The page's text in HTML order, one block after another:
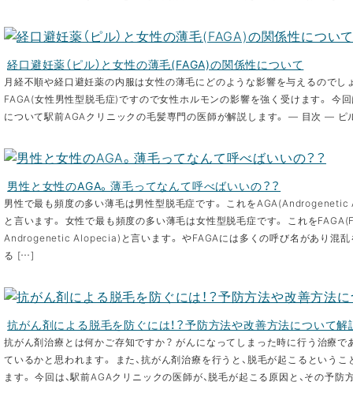
経口避妊薬（ピル）と女性の薄毛(FAGA)の関係性について
月経不順や経口避妊薬の内服は女性の薄毛にどのような影響を与えるのでし
FAGA(女性男性型脱毛症)ですので女性ホルモンの影響を強く受けます。 今
について駅前AGAクリニックの毛髪専門の医師が解説します。 — 目次 —
男性と女性のAGA。薄毛ってなんて呼べばいいの？？
男性で最も頻度の多い薄毛は男性型脱毛症です。 これを
と言います。 女性で最も頻度の多い薄毛は女性型脱毛症です。 これを
Androgenetic Alopecia)と言います。 やFAGAには多くの呼び名があり混乱
る […]
抗がん剤による脱毛を防ぐには！？予防方法や改善方法について解
抗がん剤治療とは何かご存知ですか？ がんになってしまった時に行う治療で
ているかと思われます。 また、抗がん剤治療を行うと、脱毛が起こるという
ます。 今回は、駅前AGAクリニックの医師が、脱毛が起こる原因と、その予防